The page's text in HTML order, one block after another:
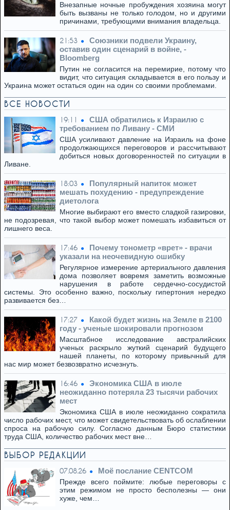
Внезапные ночные пробуждения хозяина могут
быть вызваны не только голодом, но и другими
причинами, требующими внимания владельца.
21:53
Союзники подвели Украину,
оставив один сценарий в войне, -
Bloomberg
Путин не согласится на перемирие, потому что
видит, что ситуация складывается в его пользу и
Украина может остаться один на один со своими проблемами.
ВСЕ НОВОСТИ
19:11
США обратились к Израилю с
требованием по Ливану - СМИ
США усиливают давление на Израиль на фоне
продолжающихся переговоров и рассчитывают
добиться новых договоренностей по ситуации в
Ливане.
18:03
Популярный напиток может
мешать похудению - предупреждение
диетолога
Многие выбирают его вместо сладкой газировки,
не подозревая, что такой выбор может помешать избавиться от
лишнего веса.
17:46
Почему тонометр «врет» - врачи
указали на неочевидную ошибку
Регулярное измерение артериального давления
дома позволяет вовремя заметить возможные
нарушения в работе сердечно-сосудистой
системы. Это особенно важно, поскольку гипертония нередко
развивается без…
17:27
Какой будет жизнь на Земле в 2100
году - ученые шокировали прогнозом
Масштабное исследование австралийских
ученых раскрыло жуткий сценарий будущего
нашей планеты, по которому привычный для
нас мир может безвозвратно исчезнуть.
16:46
Экономика США в июле
неожиданно потеряла 23 тысячи рабочих
мест
Экономика США в июле неожиданно сократила
число рабочих мест, что может свидетельствовать об ослаблении
спроса на рабочую силу. Согласно данным Бюро статистики
труда США, количество рабочих мест вне…
ВЫБОР РЕДАКЦИИ
07.08.26 Моё послание CENTCOM
Прежде всего поймите: любые переговоры с
этим режимом не просто бесполезны — они
хуже, чем…